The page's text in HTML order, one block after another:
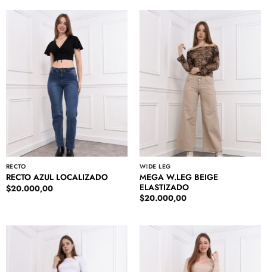
RECTO
RECTO AZUL LOCALIZADO
$20.000,00
WIDE LEG
MEGA W.LEG BEIGE
ELASTIZADO
$20.000,00